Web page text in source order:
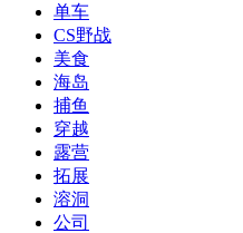
单车
CS野战
美食
海岛
捕鱼
穿越
露营
拓展
溶洞
公司